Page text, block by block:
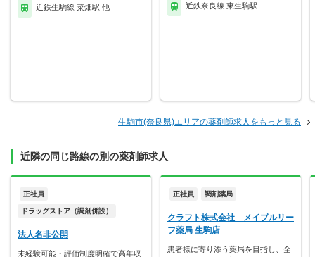
近鉄生駒線 菜畑駅 他 近鉄奈良線 東生駒駅
生駒市(奈良県)エリアの薬剤師求人をもっと見る
近隣の同じ路線の別の薬剤師求人
正社員
ドラッグストア（調剤併設）
法人名非公開
未経験可能・評価制度明確で高年収
正社員 調剤薬局
クラフト株式会社 メイプルリー
フ薬局 生駒店
患者様に寄り添う薬局を目指し、全